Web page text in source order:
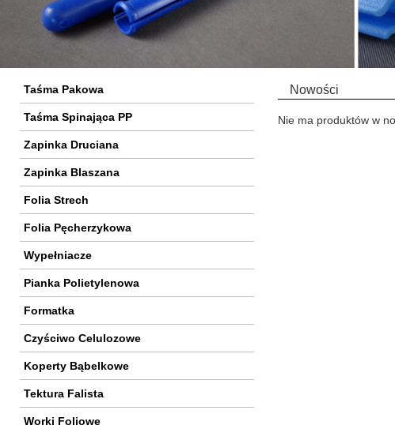
Taśma Pakowa
Taśma Spinająca PP
Zapinka Druciana
Zapinka Blaszana
Folia Strech
Folia Pęcherzykowa
Wypełniacze
Pianka Polietylenowa
Formatka
Czyściwo Celulozowe
Koperty Bąbelkowe
Tektura Falista
Worki Foliowe
Nowości
Nie ma produktów w